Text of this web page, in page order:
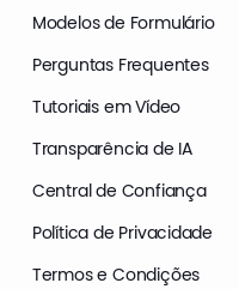
Modelos de Formulário
Perguntas Frequentes
Tutoriais em Vídeo
Transparência de IA
Central de Confiança
Política de Privacidade
Termos e Condições